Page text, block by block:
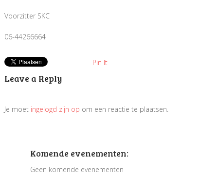
Voorzitter SKC
06-44266664
Pin It
Leave a Reply
Je moet ingelogd zijn op om een reactie te plaatsen.
Komende evenementen:
Geen komende evenementen